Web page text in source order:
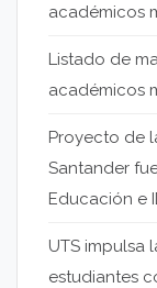
académicos
Listado de
académicos
Proyecto de
Santander
Educación e
UTS impulsa
estudiantes